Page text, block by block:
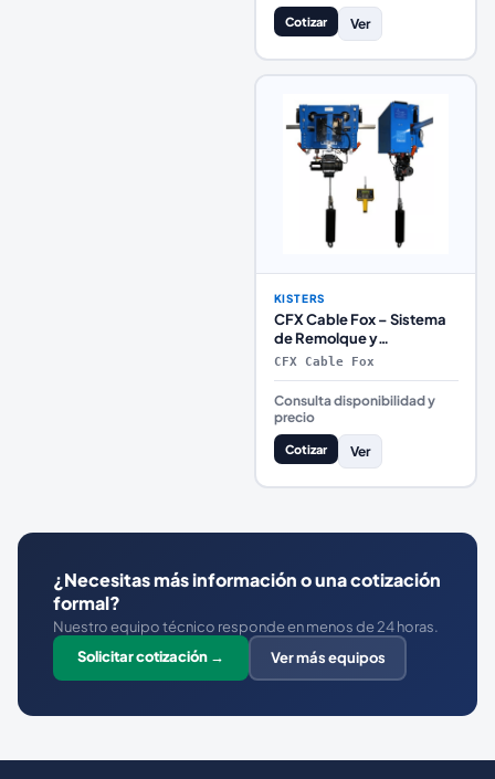
Cotizar Ver
KISTERS
CFX Cable Fox – Sistema
de Remolque y
Posicionamiento para
Velocidad
CFX Cable Fox
Consulta disponibilidad y
precio
Cotizar Ver
¿Necesitas más información o una cotización
formal?
Nuestro equipo técnico responde en menos de 24 horas.
Solicitar cotización →
Ver más equipos